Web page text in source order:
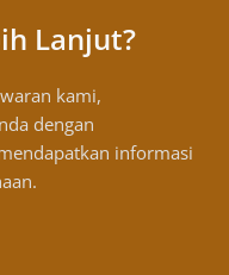
Lanjut?
kami,
dengan
informasi